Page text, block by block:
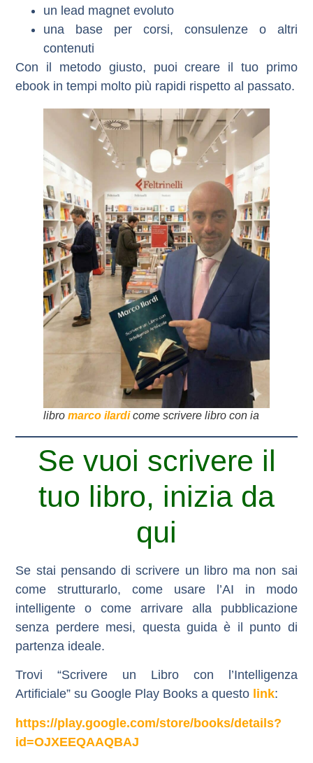
un lead magnet evoluto
una base per corsi, consulenze o altri
contenuti
Con il metodo giusto, puoi creare il tuo primo
ebook in tempi molto più rapidi rispetto al passato.
libromarco ilardicome scrivere libro con ia
Se vuoi scrivere il
tuo libro, inizia da
qui
Se stai pensando di scrivere un libro ma non sai
come strutturarlo, come usare l’AI in modo
intelligente o come arrivare alla pubblicazione
senza perdere mesi, questa guida è il punto di
partenza ideale.
Trovi“Scrivere un Libro con l’Intelligenza
Artificiale” su Google Play Books a questo link:
https://play.google.com/store/books/details?
id=OJXEEQAAQBAJ